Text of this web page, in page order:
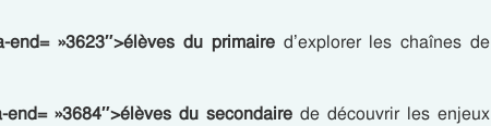
end= »3623″>élèves du primaired’explorer les chaînes de
end= »3684″>élèves du secondaire de découvrir les enjeux